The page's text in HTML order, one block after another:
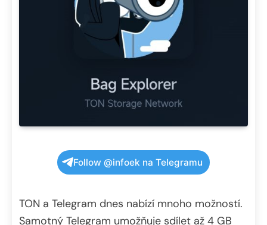
Follow @infoek na Telegramu
TON a Telegram dnes nabízí mnoho možností.
Samotný Telegram umožňuje sdílet až 4 GB